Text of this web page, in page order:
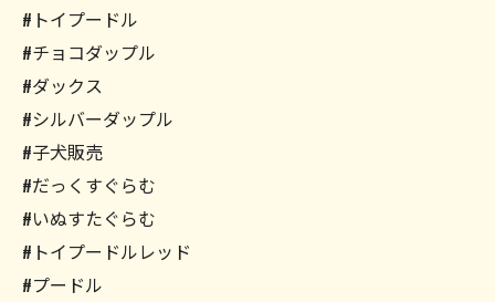
#トイプードル
#チョコダップル
#ダックス
#シルバーダップル
#子犬販売
#だっくすぐらむ
#いぬすたぐらむ
#トイプードルレッド
#プードル